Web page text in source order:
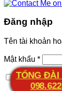
TỔNG ĐÀI
Đăng nhập
Tên tài khoản
Mật khẩu *
Ghi nhớ mật